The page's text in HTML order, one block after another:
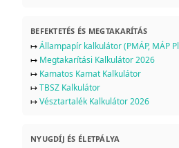
BEFEKTETÉS ÉS MEGTAKARÍTÁS
↦Állampapír kalkulátor (PMÁP, MÁP
↦ Megtakarítási Kalkulátor 2026
↦ Kamatos Kamat Kalkulátor
↦TBSZ Kalkulátor
↦Vésztartalék Kalkulátor 2026
NYUGDÍJ ÉS ÉLETPÁLYA